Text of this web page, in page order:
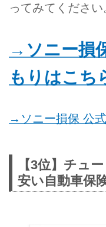
ってみてください
→ソニー損
もりはこち
→ソニー損保 公
【3位】チュ
安い自動車保